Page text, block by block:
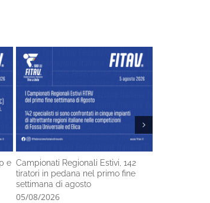
e Campionati Regionali Estivi, 142
tiratori in pedana nel primo fine
settimana di agosto
05/08/2026